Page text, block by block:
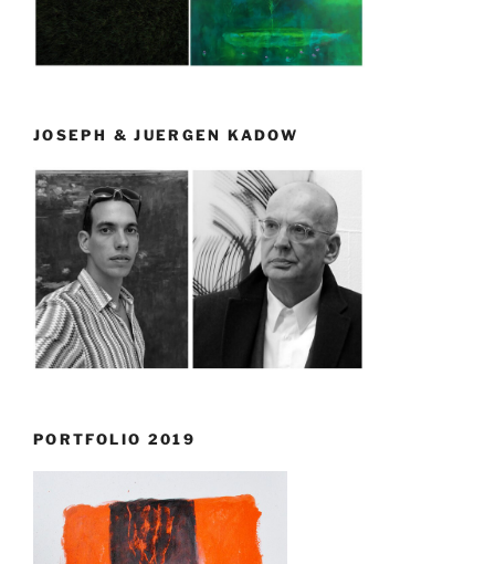
JOSEPH & JUERGEN KADOW
PORTFOLIO 2019